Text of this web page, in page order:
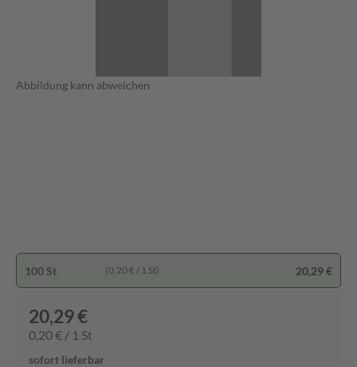
Abbildung kann abweichen
100 St (0,20 € / 1 St) 20,29 €
20,29 €
0,20 € / 1 St
sofort lieferbar